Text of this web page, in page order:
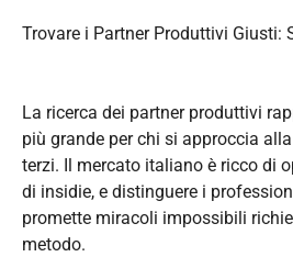
Trovare i Partner Produttivi Giusti:
La ricerca dei partner produttivi
più grande per chi si approccia
terzi. Il mercato italiano è ricco di
di insidie, e distinguere i
promette miracoli impossibili
metodo.